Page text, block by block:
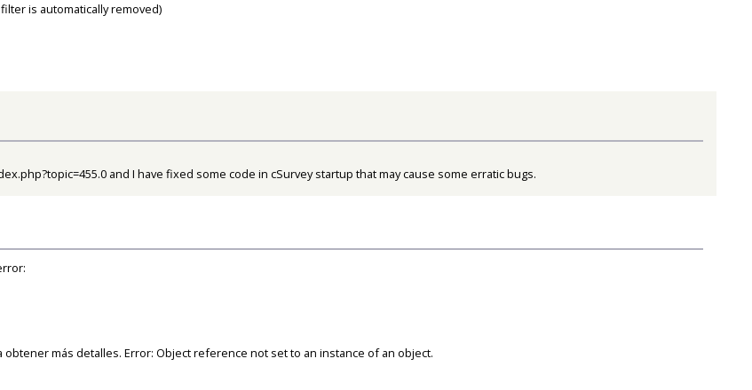
is automatically removed)
and I have fixed some code in cSurvey startup that may cause some erratic bugs.
más detalles. Error: Object reference not set to an instance of an object.